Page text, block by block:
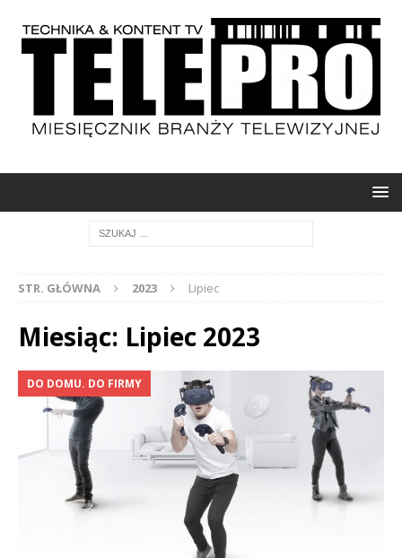
STR. GŁÓWNA 2023 Lipiec
Miesiąc: Lipiec 2023
DO DOMU. DO FIRMY